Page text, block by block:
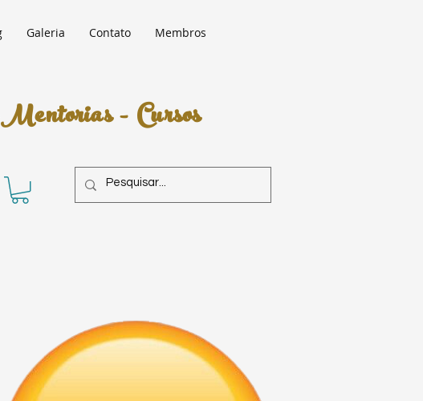
Galeria Contato Membros
- Cursos